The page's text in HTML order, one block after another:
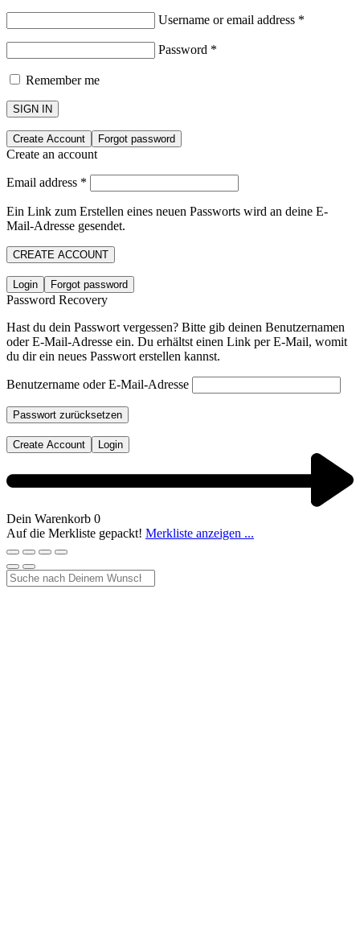
Username or email address *
Password *
Remember me
SIGN IN
Create Account Forgot password
Create an account
Email address *
Ein Link zum Erstellen eines neuen Passworts wird an deine E-
Mail-Adresse gesendet.
CREATE ACCOUNT
Login Forgot password
Password Recovery
Hast du dein Passwort vergessen? Bitte gib deinen Benutzernamen
oder E-Mail-Adresse ein. Du erhältst einen Link per E-Mail, womit
du dir ein neues Passwort erstellen kannst.
Benutzername oder E-Mail-Adresse
Passwort zurücksetzen
Create Account Login
Dein Warenkorb 0
Auf die Merkliste gepackt! Merkliste anzeigen ...